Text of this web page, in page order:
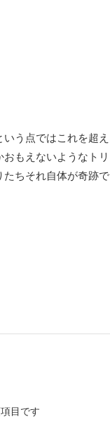
う点ではこれを超え
もえないようなトリ
ちそれ自体が奇跡で
目です